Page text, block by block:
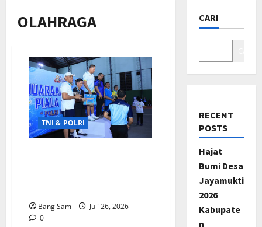
OLAHRAGA
TNI & POLRI
Bang Sam
Juli 26, 2026
0
CARI
RECENT
POSTS
Hajat
Bumi Desa
Jayamukti
2026
Kabupate
n